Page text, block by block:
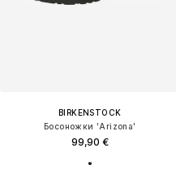
BIRKENSTOCK
Босоножки 'Arizona'
99,90 €